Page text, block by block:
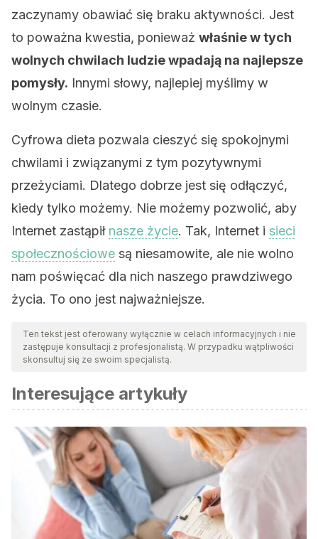
zaczynamy obawiać się braku aktywności. Jest
to poważna kwestia, ponieważ właśnie w tych
wolnych chwilach ludzie wpadają na najlepsze
pomysły. Innymi słowy, najlepiej myślimy w
wolnym czasie.
Cyfrowa dieta pozwala cieszyć się spokojnymi
chwilami i związanymi z tym pozytywnymi
przeżyciami. Dlatego dobrze jest się odłączyć,
kiedy tylko możemy. Nie możemy pozwolić, aby
Internet zastąpił nasze życie. Tak, Internet i sieci
społecznościowe są niesamowite, ale nie wolno
nam poświęcać dla nich naszego prawdziwego
życia. To ono jest najważniejsze.
Ten tekst jest oferowany wyłącznie w celach informacyjnych i nie
zastępuje konsultacji z profesjonalistą. W przypadku wątpliwości
skonsultuj się ze swoim specjalistą.
Interesujące artykuły